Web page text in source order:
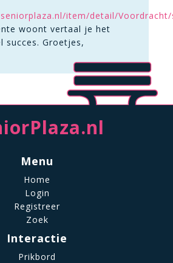
item/detail/Voordracht/
woont vertaal je het
succes. Groetjes,
Menu
Home
Login
Registreer
Zoek
Interactie
Prikbord